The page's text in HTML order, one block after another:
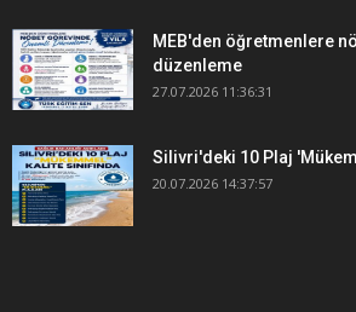
MEB'den öğretmenlere
düzenleme
27.07.2026 11:36:31
Silivri'deki 10 Plaj
20.07.2026 14:37:57